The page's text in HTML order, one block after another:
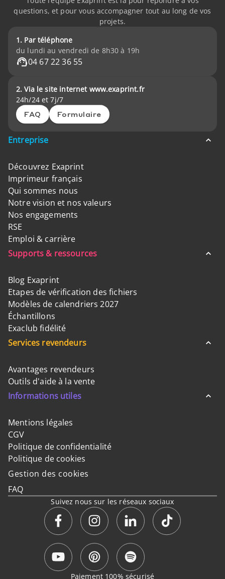
questions, et pour vous accompagner tout au long de vos
projets.
1. Par téléphone
du lundi au vendredi de 8h30 à 19h
04 67 22 36 55
2. Via le site internet www.exaprint.fr
24h/24 et 7j/7
FAQ Formulaire
Entreprise
Découvrez Exaprint
Imprimeur français
Qui sommes nous
Notre vision et nos valeurs
Nos engagements
RSE
Emploi & carrière
Supports & ressources
Blog Exaprint
Etapes de vérification des fichiers
Modèles de calendriers 2027
Échantillons
Exaclub fidélité
Services revendeurs
Avantages revendeurs
Outils d'aide à la vente
Informations utiles
Mentions légales
CGV
Politique de confidentialité
Politique de cookies
Gestion des cookies
FAQ
Suivez nous sur les réseaux sociaux
Paiement 100% sécurisé